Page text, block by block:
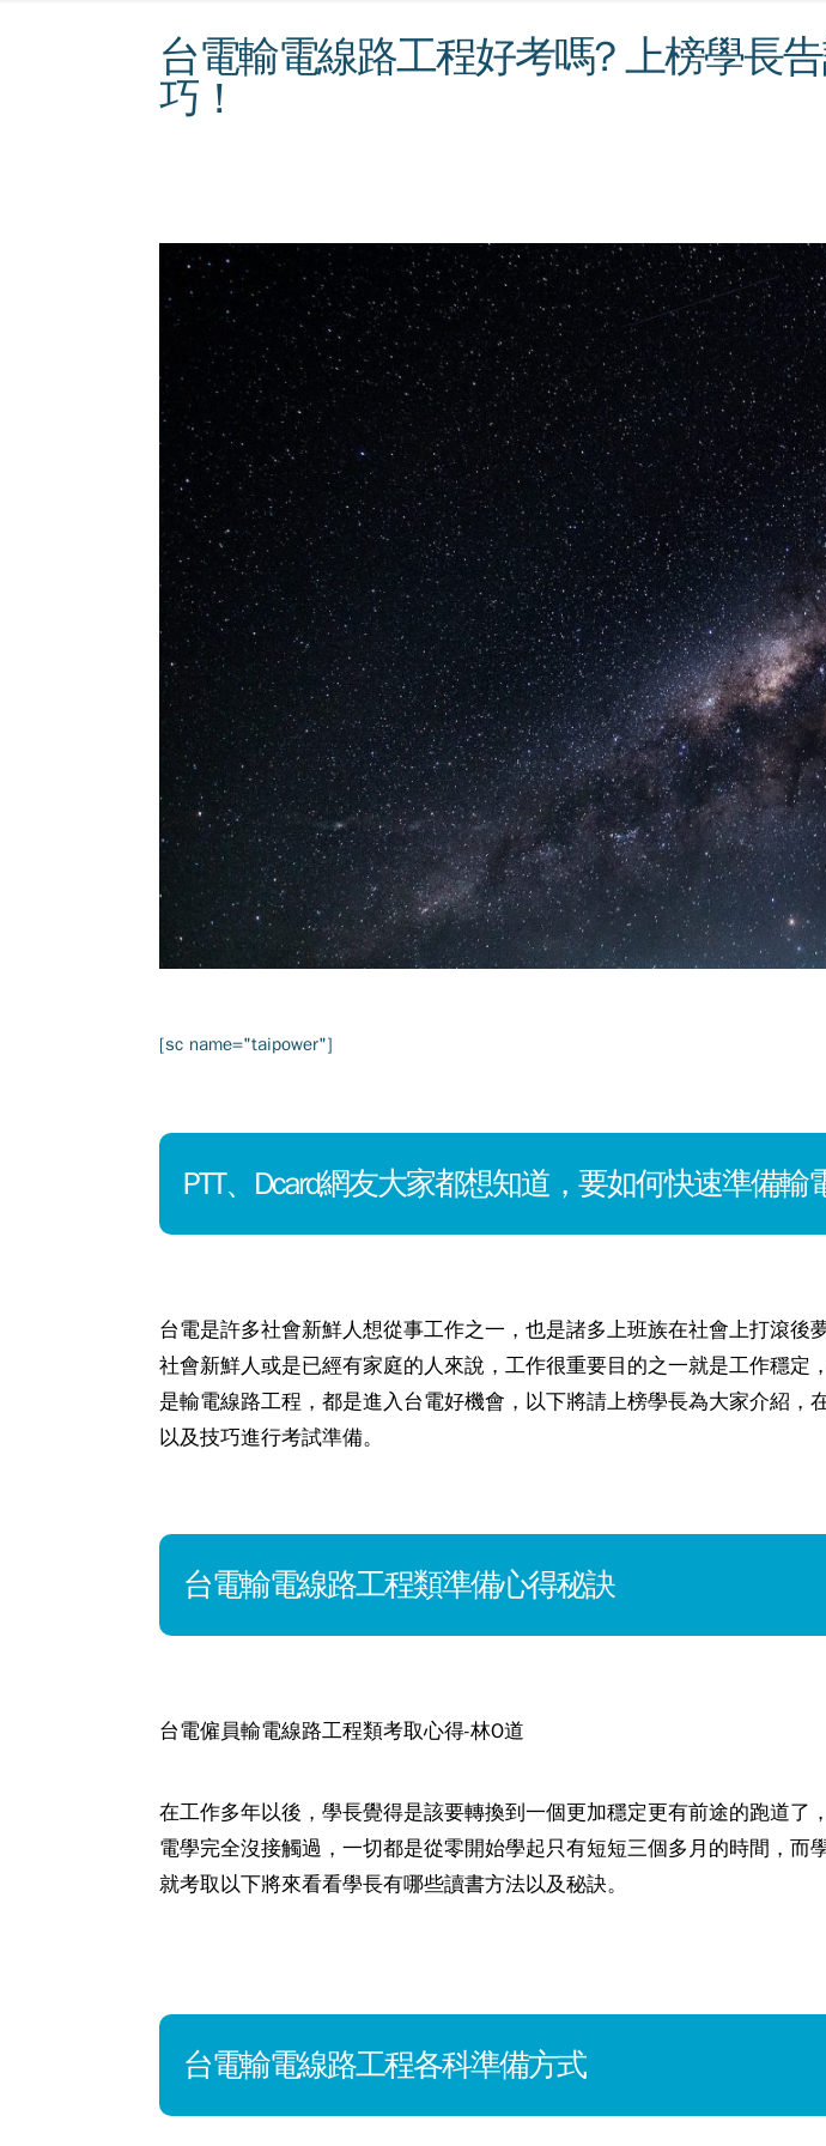
台電輸電線路工程好考嗎? 上榜學長
巧！
[sc name="taipower"]
PTT、Dcard網友大家都想知道，要如何快速準備輸
台電是許多社會新鮮人想從事工作之一，也是諸多上班族在社會上打滾
社會新鮮人或是已經有家庭的人來說，工作很重要目的之一就是工作穩
是輸電線路工程，都是進入台電好機會，以下將請上榜學長為大家介紹
以及技巧進行考試準備。
台電輸電線路工程類準備心得秘訣
台電僱員輸電線路工程類考取心得-林O道
在工作多年以後，學長覺得是該要轉換到一個更加穩定更有前途的跑道
電學完全沒接觸過，一切都是從零開始學起只有短短三個多月的時間，
就考取以下將來看看學長有哪些讀書方法以及秘訣。
台電輸電線路工程各科準備方式